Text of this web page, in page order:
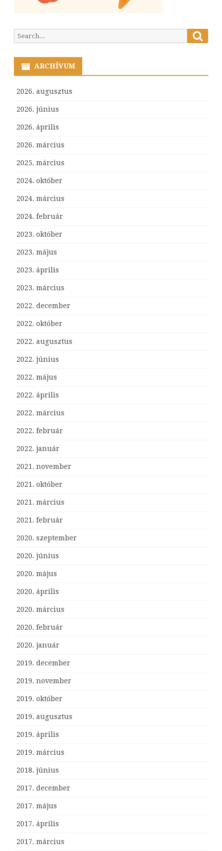
Search
ARCHÍVUM
2026. augusztus
2026. június
2026. április
2026. március
2025. március
2024. október
2024. március
2024. február
2023. október
2023. május
2023. április
2023. március
2022. december
2022. október
2022. augusztus
2022. június
2022. május
2022. április
2022. március
2022. február
2022. január
2021. november
2021. október
2021. március
2021. február
2020. szeptember
2020. június
2020. május
2020. április
2020. március
2020. február
2020. január
2019. december
2019. november
2019. október
2019. augusztus
2019. április
2019. március
2018. június
2017. december
2017. május
2017. április
2017. március